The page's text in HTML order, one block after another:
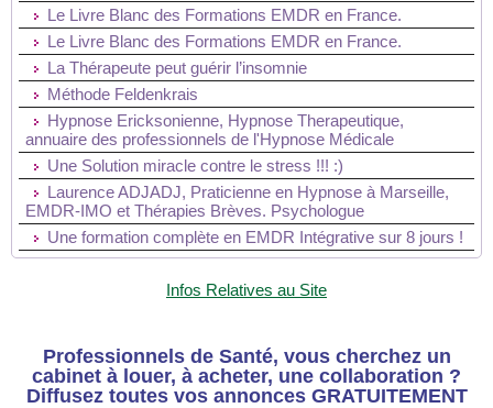
Le Livre Blanc des Formations EMDR en France.
Le Livre Blanc des Formations EMDR en France.
La Thérapeute peut guérir l’insomnie
Méthode Feldenkrais
Hypnose Ericksonienne, Hypnose Therapeutique,
annuaire des professionnels de l'Hypnose Médicale
Une Solution miracle contre le stress !!! :)
Laurence ADJADJ, Praticienne en Hypnose à Marseille,
EMDR-IMO et Thérapies Brèves. Psychologue
Une formation complète en EMDR Intégrative sur 8 jours !
Infos Relatives au Site
Professionnels de Santé, vous cherchez un
cabinet à louer, à acheter, une collaboration ?
Diffusez toutes vos annonces GRATUITEMENT